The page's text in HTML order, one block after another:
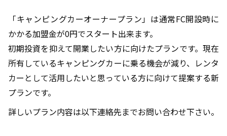
「キャンピングカーオーナープラン」は通常FC開設時に
かかる加盟金が0円でスタート出来ます。
初期投資を抑えて開業したい方に向けたプランです。現在
所有しているキャンピングカーに乗る機会が減り、レンタ
カーとして活用したいと思っている方に向けて提案する新
プランです。
詳しいプラン内容は以下連絡先までお問い合わせ下さい。